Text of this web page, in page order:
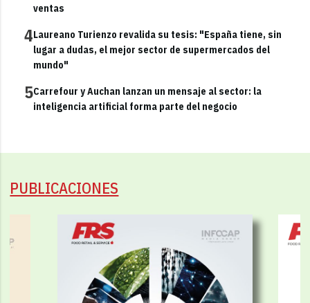
ventas
4Laureano Turienzo revalida su tesis: "España tiene, sin
lugar a dudas, el mejor sector de supermercados del
mundo"
5Carrefour y Auchan lanzan un mensaje al sector: la
inteligencia artificial forma parte del negocio
PUBLICACIONES